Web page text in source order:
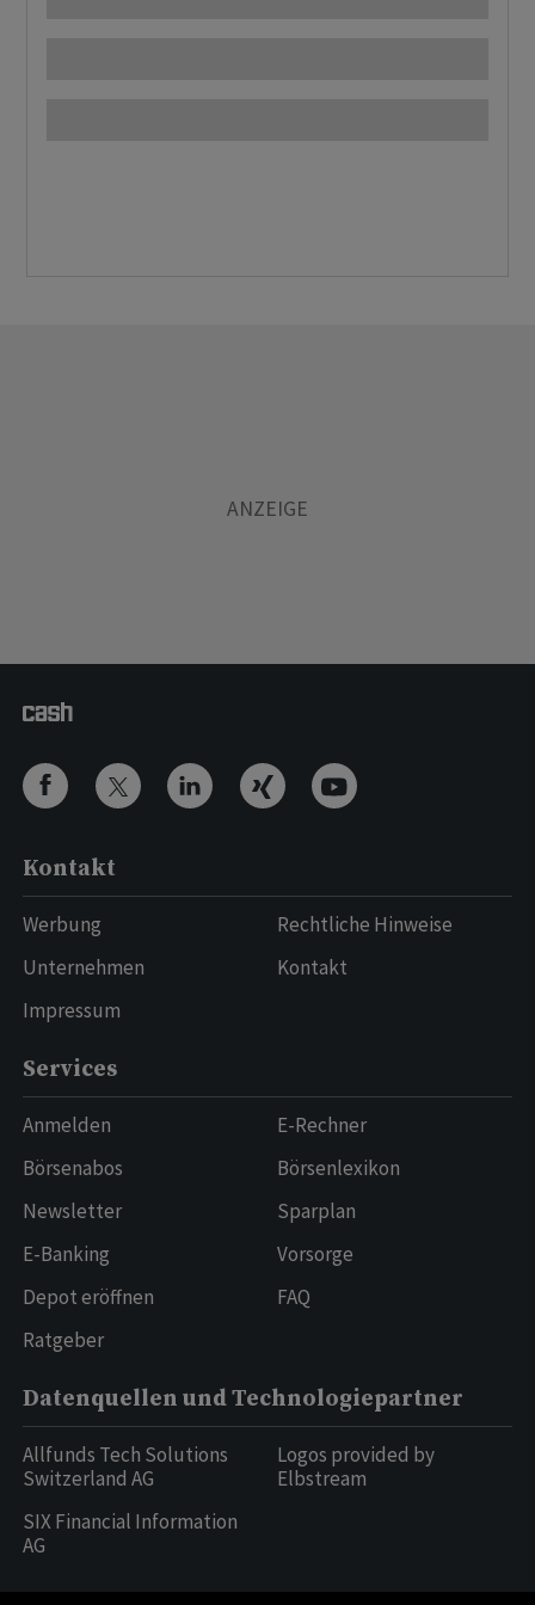
Kontakt
Werbung
Unternehmen
Impressum
Rechtliche Hinweise
Kontakt
Services
Anmelden
Börsenabos
Newsletter
E-Banking
Depot eröffnen
Ratgeber
E-Rechner
Börsenlexikon
Sparplan
Vorsorge
FAQ
Datenquellen und Technologiepartner
Allfunds Tech Solutions
Switzerland AG
SIX Financial Information
AG
Logos provided by
Elbstream